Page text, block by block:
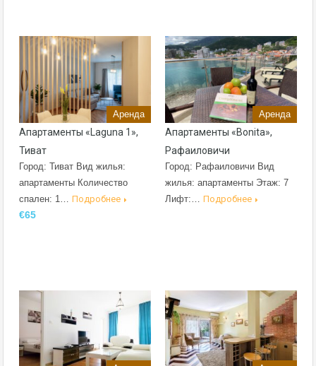
Аренда
Апартаменты «Laguna 1»,
Тиват
Город: Тиват Вид жилья:
апартаменты Количество
спален: 1… Подробнее
€65
Аренда
Апартаменты «Bonita»,
Рафаиловичи
Город: Рафаиловичи Вид
жилья: апартаменты Этаж: 7
Лифт:… Подробнее